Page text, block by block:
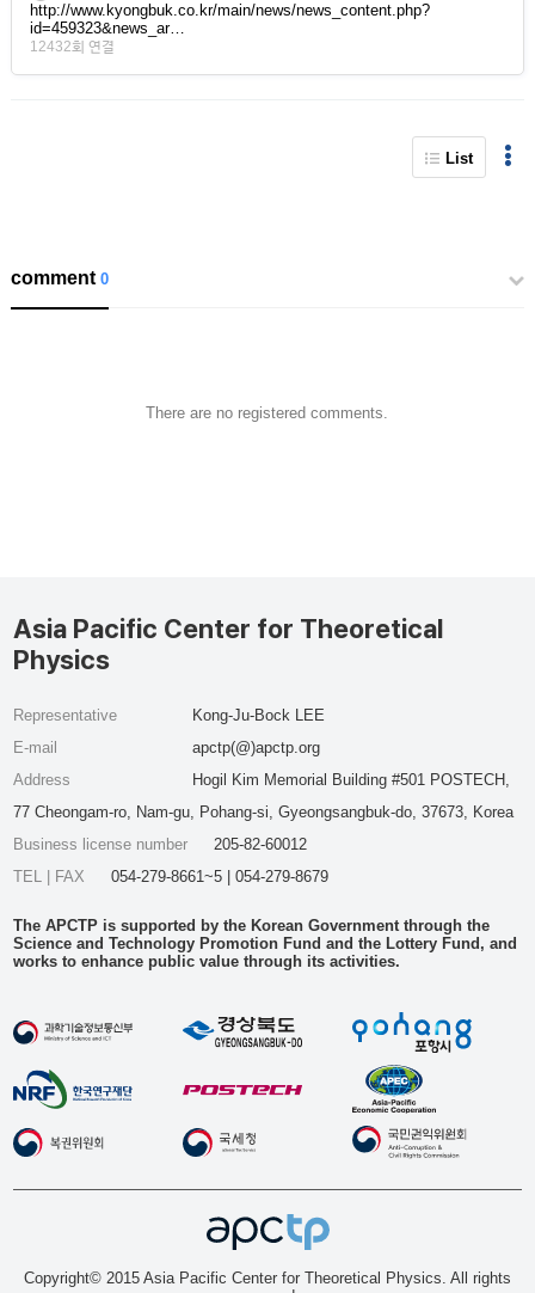
http://www.kyongbuk.co.kr/main/news/news_content.php?
id=459323&news_ar…
12432회 연결
List
comment0
There are no registered comments.
Asia Pacific Center for Theoretical
Physics
Representative
Kong-Ju-Bock LEE
E-mail
apctp(@)apctp.org
Address
Hogil Kim Memorial Building #501 POSTECH,
77 Cheongam-ro, Nam-gu, Pohang-si, Gyeongsangbuk-do, 37673, Korea
Business license number
205-82-60012
TEL | FAX
054-279-8661~5 | 054-279-8679
The APCTP is supported by the Korean Government through the
Science and Technology Promotion Fund and the Lottery Fund, and
works to enhance public value through its activities.
Copyright© 2015 Asia Pacific Center for Theoretical Physics. All rights